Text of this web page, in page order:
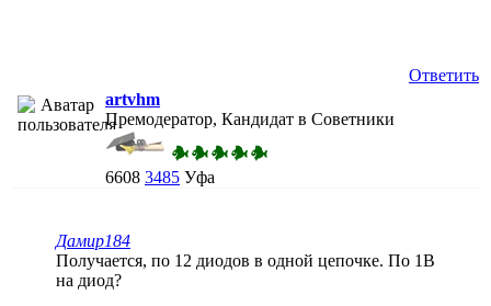
Ответить
artvhm
Премодератор, Кандидат в Советники
6608 3485 Уфа
Дамир184
Получается, по 12 диодов в одной цепочке. По 1В
на диод?